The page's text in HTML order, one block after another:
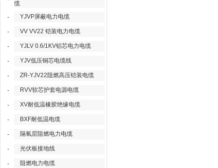
缆
-
YJVP屏蔽电力电缆
- VV VV22 铠装电力电缆
- YJLV 0.6/1KV铝芯电力电缆
- YJV低压铜芯电缆线
- ZR-YJV22阻燃高压铠装电缆
- RVV软芯护套电源电缆
- XV耐低温橡胶绝缘电缆
- BXF耐低温电缆
- 隔氧层阻燃电力电缆
- 光伏板接地线
- 阻燃电力电缆